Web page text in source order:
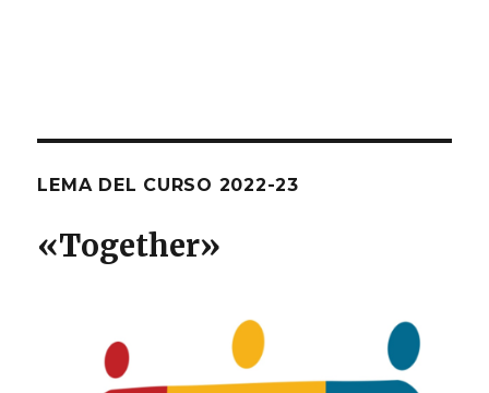
LEMA DEL CURSO 2022-23
«Together»